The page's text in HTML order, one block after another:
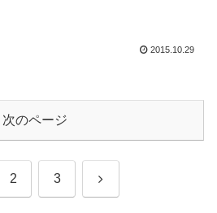
2015.10.29
次のページ
2 3 次